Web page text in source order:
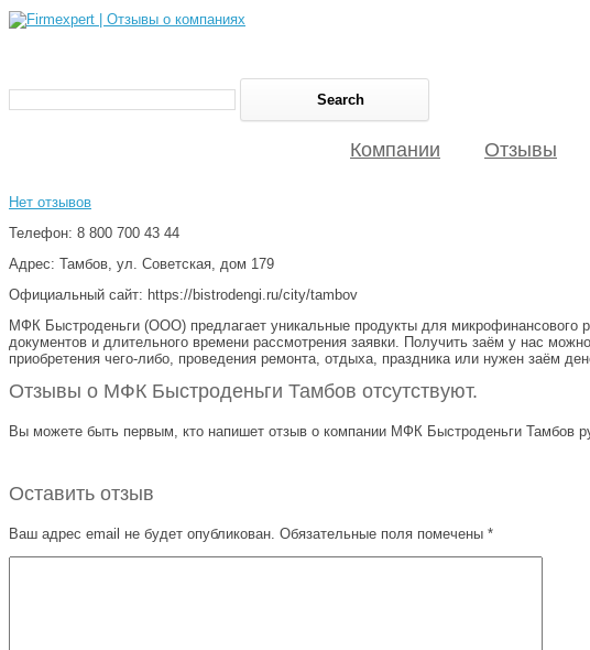
Компании Отзывы
Нет отзывов
Телефон: 8 800 700 43 44
Адрес: Тамбов, ул. Советская, дом 179
Официальный сайт: https://bistrodengi.ru/city/tambov
МФК Быстроденьги (ООО) предлагает уникальные продукты для
документов и длительного времени рассмотрения заявки. Получить заём у нас
приобретения чего-либо, проведения ремонта, отдыха, праздника или нужен заём
Отзывы о МФК Быстроденьги Тамбов отсутствуют.
Вы можете быть первым, кто напишет отзыв о компании МФК Быстроденьги Тамбов
Оставить отзыв
Ваш адрес email не будет опубликован. Обязательные поля помечены *